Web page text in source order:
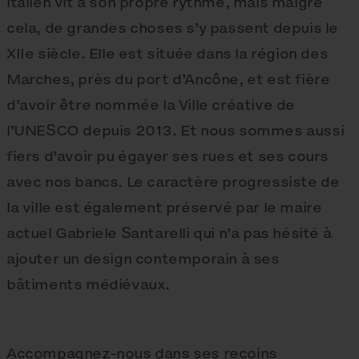
cela, de grandes choses s’y passent depuis le
XIIe siècle. Elle est située dans la région des
Marches, près du port d’Ancône, et est fière
d’avoir être nommée la Ville créative de
l’UNESCO depuis 2013. Et nous sommes aussi
fiers d’avoir pu égayer ses rues et ses cours
avec nos bancs. Le caractère progressiste de
la ville est également préservé par le maire
actuel Gabriele Santarelli qui n’a pas hésité à
ajouter un design contemporain à ses
bâtiments médiévaux.
Accompagnez-nous dans ses recoins